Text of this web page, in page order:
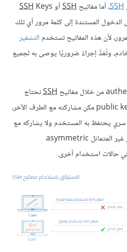
SSH، أما مفاتيح SSHأو SSH Keys
المستندة إلى كلمة مرور أي تلك
لأن هذه المفاتيح تستخدم التشفير
وتُعَدُّ إجراءً ضروريًا يوصى به لجميع
SSHنحتاج
لتوليد مفتاحين، مفتاح عام public key مكن مشاركته مع الطرف الآخر،
ومفتاح خاص private key سري يحتفظ به المستخدم ولا يشاركه مع
أحد، تُسمى هذه الآلية التشفير غير المتماثل asymmetric